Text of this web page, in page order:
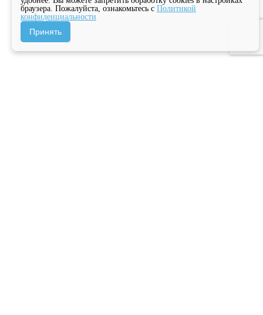
браузера. Пожалуйста, ознакомьтесь с Политикой
конфиденциальности
Принять